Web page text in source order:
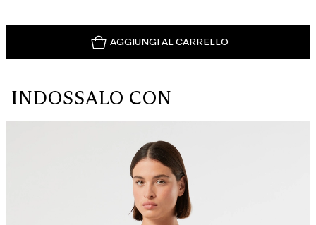
AGGIUNGI AL CARRELLO
INDOSSALO CON